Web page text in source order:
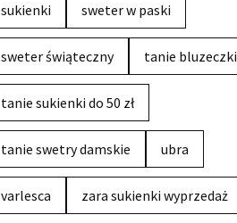
sukienki sweter w paski
sweter świąteczny tanie bluzeczki
tanie sukienki do 50 zł
tanie swetry damskie ubra
varlesca zara sukienki wyprzedaż